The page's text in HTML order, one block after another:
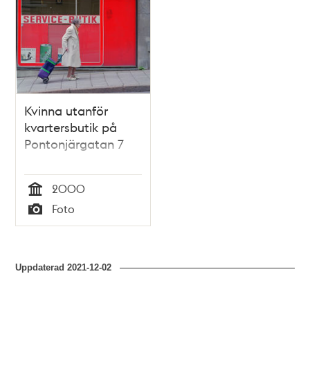
Kvinna utanför
kvartersbutik på
Pontonjärgatan 7
Tid
2000
Typ
Foto
Uppdaterad2021-12-02